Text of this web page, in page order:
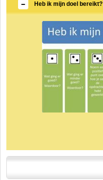
Heb ik mijn doel bereikt?